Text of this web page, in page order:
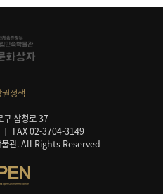
정책
구 삼청로 37
FAX 02-3704-3149
관. All Rights Reserved